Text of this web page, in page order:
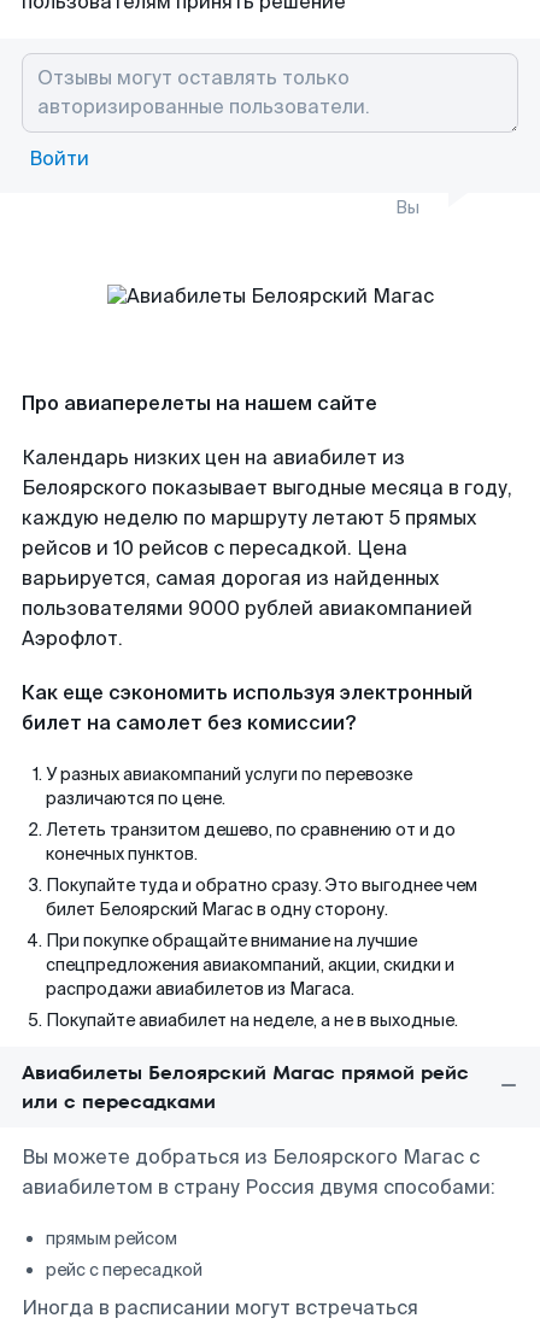
Войти
Вы
Про авиаперелеты на нашем сайте
Календарь низких цен на авиабилет из
Белоярского показывает выгодные месяца в году,
каждую неделю по маршруту летают 5 прямых
рейсов и 10 рейсов с пересадкой. Цена
варьируется, самая дорогая из найденных
пользователями 9000 рублей авиакомпанией
Аэрофлот.
Как еще сэкономить используя электронный
билет на самолет без комиссии?
У разных авиакомпаний услуги по перевозке
различаются по цене.
Лететь транзитом дешево, по сравнению от и до
конечных пунктов.
Покупайте туда и обратно сразу. Это выгоднее чем
билет Белоярский Магас в одну сторону.
При покупке обращайте внимание на лучшие
спецпредложения авиакомпаний, акции, скидки и
распродажи авиабилетов из Магаса.
Покупайте авиабилет на неделе, а не в выходные.
Авиабилеты Белоярский Магас прямой рейс
или с пересадками
Вы можете добраться из Белоярского Магас с
авиабилетом в страну Россия двумя способами:
прямым рейсом
рейс с пересадкой
Иногда в расписании могут встречаться